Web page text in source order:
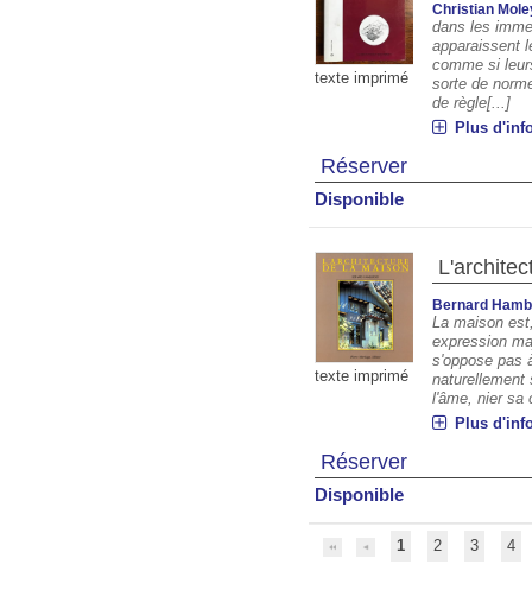
texte imprimé
Christian
dans les
apparaissent
comme si
sorte de
de règle[...]
Plus
Réserver
Disponible
texte imprimé
Bernard
La maison
expression
s'oppose pas
naturellement
l'âme, nier sa
Plus
Réserver
Disponible
1 2 3 4